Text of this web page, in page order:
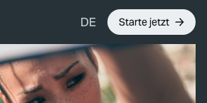
DE Starte jetzt